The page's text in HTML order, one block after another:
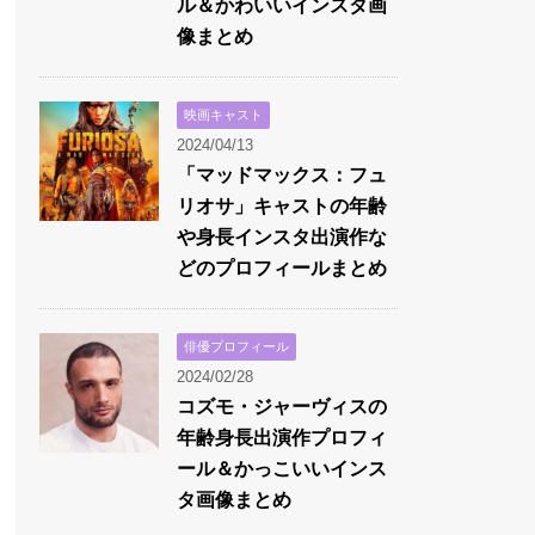
ル＆かわいいインスタ画
像まとめ
映画キャスト
2024/04/13
「マッドマックス：フュ
リオサ」キャストの年齢
や身長インスタ出演作な
どのプロフィールまとめ
俳優プロフィール
2024/02/28
コズモ・ジャーヴィスの
年齢身長出演作プロフィ
ール＆かっこいいインス
タ画像まとめ